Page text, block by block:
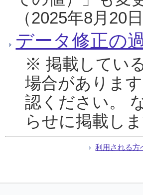
（2025年8月20日
データ修正の
※ 掲載してい
場合がありま
認ください。
らせに掲載しま
利用される方